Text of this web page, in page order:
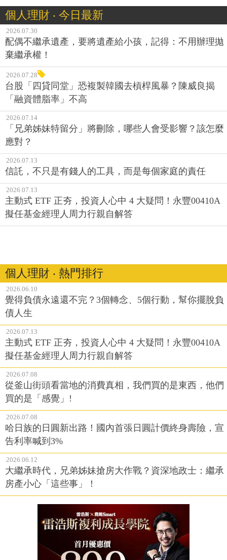
個人理財 ‧ 今日最新
2026.07.30
配偶不繼承遺產，要將遺產給小孩，記得：不用辦理拋
棄繼承權！
2026.07.28
台股「四貸同堂」恐複製韓國去槓桿風暴？陳威良揭
「融資體脂率」不高
2026.07.14
「兄弟姊妹特留分」將刪除，哪些人會受影響？該怎麼
應對？
2026.07.13
信託，不只是有錢人的工具，而是每個家庭的責任
2026.07.13
主動式 ETF 正夯，投資人心中 4 大疑問！永豐00410A
擬任基金經理人周力行親自解答
個人理財 ‧ 熱門排行
2026.06.10
覺得負債永遠還不完？3個轉念、5個行動，幫你擺脫負
債人生
2026.07.13
主動式 ETF 正夯，投資人心中 4 大疑問！永豐00410A
擬任基金經理人周力行親自解答
2026.07.08
從釜山街頭看當地的消費真相，我們買的是東西，他們
買的是「感覺」!
2026.07.08
哈日族的日圓新出路！國內首張日圓計價終身壽險，宣
告利率喊到3%
2026.06.12
大繼承時代，兄弟姊妹搶房大作戰？資深地政士：繼承
房產小心「這些事」！